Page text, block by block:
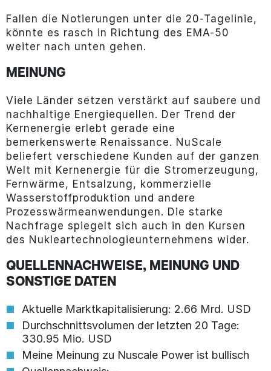
Fallen die Notierungen unter die 20-Tagelinie,
könnte es rasch in Richtung des EMA-50
weiter nach unten gehen.
MEINUNG
Viele Länder setzen verstärkt auf saubere und
nachhaltige Energiequellen. Der Trend der
Kernenergie erlebt gerade eine
bemerkenswerte Renaissance. NuScale
beliefert verschiedene Kunden auf der ganzen
Welt mit Kernenergie für die Stromerzeugung,
Fernwärme, Entsalzung, kommerzielle
Wasserstoffproduktion und andere
Prozesswärmeanwendungen. Die starke
Nachfrage spiegelt sich auch in den Kursen
des Nukleartechnologieunternehmens wider.
QUELLENNACHWEISE, MEINUNG UND
SONSTIGE DATEN
Aktuelle Marktkapitalisierung: 2.66 Mrd. USD
Durchschnittsvolumen der letzten 20 Tage:
330.95 Mio. USD
Meine Meinung zu Nuscale Power ist bullisch